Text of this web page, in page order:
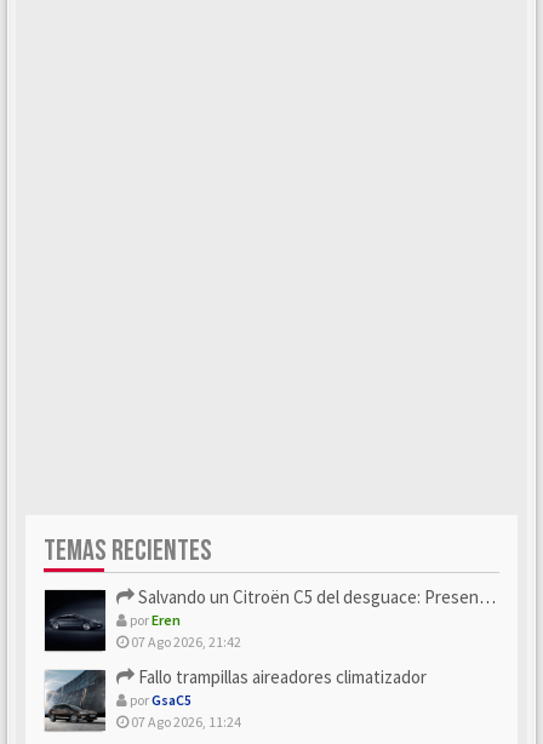
TEMAS RECIENTES
Salvando un Citroën C5 del desguace: Presentación y seguimiento
porEren
07 Ago 2026, 21:42
Fallo trampillas aireadores climatizador
porGsaC5
07 Ago 2026, 11:24